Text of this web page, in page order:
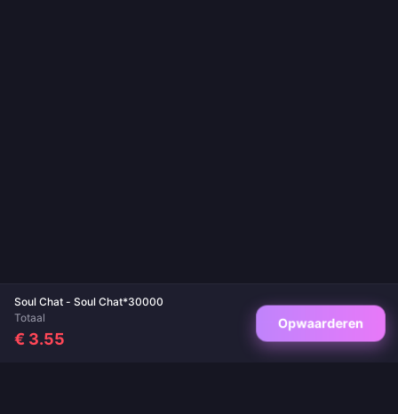
Soul Chat - Soul Chat*30000
Totaal
€ 3.55
Opwaarderen